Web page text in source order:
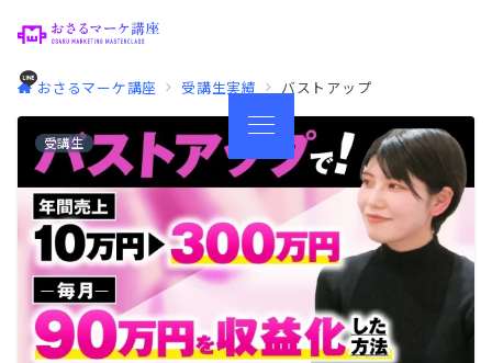
おさるマーケ講座 受講生実績 バストアップ
受講生